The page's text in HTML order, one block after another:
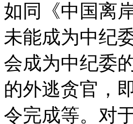
如同《中国离
未能成为中纪
会成为中纪委
的外逃贪官，
令完成等。对